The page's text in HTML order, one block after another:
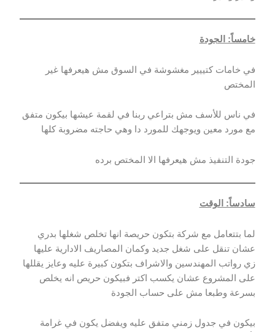
خامساً: الجودة
في خامات كتييير مغشوشة في السوق مش هيعرفها غير
المختص
في ناس للأسف مش بتراعي ربنا في لقمة عيشها بيكون متفق
مع مورد معين ويوجهك للمورد دا وهي حاجته مضروبة كلها
جودة التنفيذ مش هيعرفها الا المختص برده
سادساً: الوقت
لما بتتعامل مع شركة بتكون حريصة انها تخلص شغلها بدري
عشان تنقل على شغل جديد وكمان المصاريف الادارية عليها
زي رواتب المهندسين والاشراف بتكون كبيرة عليه وعايز يقللها
على المشروع عشان يكسب اكتر فبيكون حريص انه يخلص
بسرعة وطبعا مش على حساب الجودة
بيكون في جدول زمني متفق عليه ويفضل يكون في غرامة